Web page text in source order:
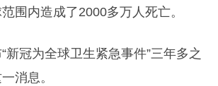
围内造成了2000多万人死亡。
新冠为全球卫生紧急事件”三年多之
消息。